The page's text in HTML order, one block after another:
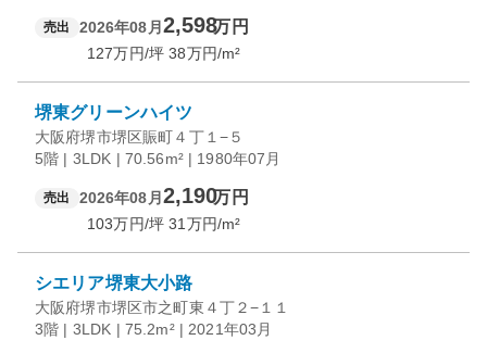
売出 2026年08月 2,598万円
127万円/坪 38万円/m²
堺東グリーンハイツ
大阪府堺市堺区賑町４丁１−５
5階 | 3LDK | 70.56m² | 1980年07月
売出 2026年08月 2,190万円
103万円/坪 31 万円/m²
シエリア堺東大小路
大阪府堺市堺区市之町東４丁２−１１
3階 | 3LDK | 75.2m² | 2021年03月